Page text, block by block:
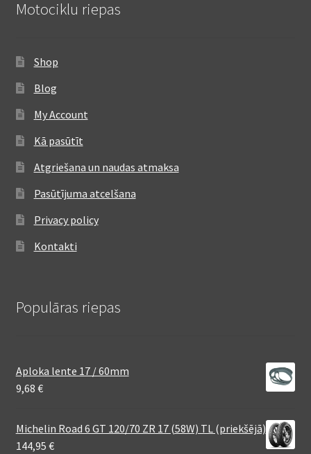
Motociklu riepas
Shop
Blog
My Account
Kā pasūtīt
Atgriešana un naudas atmaksa
Pasūtījuma atcelšana
Privacy policy
Kontakti
Populāras riepas
Aploka lente 17 / 60mm
9,68 €
Michelin Road 6 GT 120/70 ZR 17 (58W) TL (priekšējā)
144,95 €